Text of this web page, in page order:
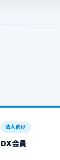
法人向け
DX会員